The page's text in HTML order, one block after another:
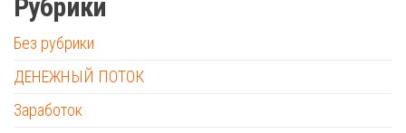
Рубрики
Без рубрики
ДЕНЕЖНЫЙ ПОТОК
Заработок